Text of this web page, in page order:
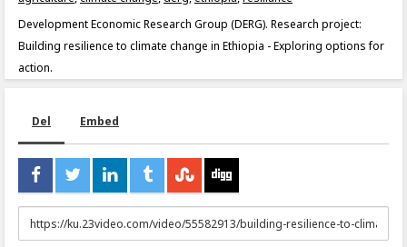
Development Economic Research Group (DERG). Research project:
Building resilience to climate change in Ethiopia - Exploring options for
action.
Del Embed
URL
to